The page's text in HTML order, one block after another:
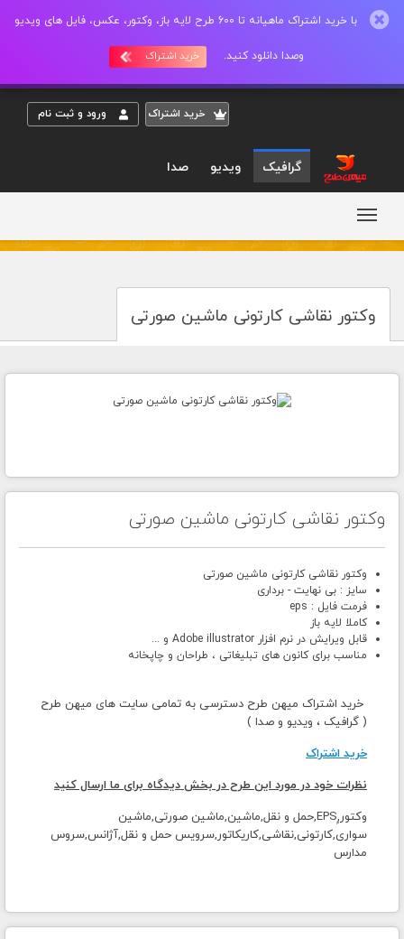
با خرید اشتراک ماهیانه تا 600 طرح لایه باز، وکتور، عکس، فایل های ویدیو
وصدا دانلود کنید. خرید اشتراک
خريد اشتراک ورود و ثبت نام
گرافیک ویدیو صدا
وکتور نقاشی کارتونی ماشین صورتی
وکتور نقاشی کارتونی ماشین صورتی
وکتور نقاشی کارتونی ماشین صورتی
سایز : بی نهایت - برداری
فرمت فایل : eps
کاملا لایه باز
قابل ویرایش در نرم افزار Adobe illustrator و ...
مناسب برای کانون های تبلیغاتی ، طراحان و چاپخانه
خرید اشتراک میهن طرح دسترسی به تمامی سایت های میهن طرح
( گرافیک ، ویدیو و صدا )
خرید اشتراک
نظرات خود در مورد این طرح در بخش دیدگاه برای ما ارسال کنید
وکتور,ٍEPS,حمل و نقل,ماشین,ماشین صورتی,ماشین
سواری,کارتونی,نقاشی,کاریکاتور,سرویس حمل و نقل,آژانس,سروس
مدارس